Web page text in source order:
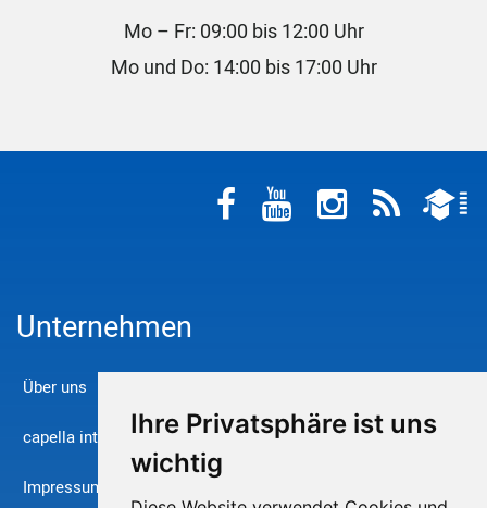
Ihre Privatsphäre ist uns
wichtig
Mo – Fr: 09:00 bis 12:00 Uhr
Mo und Do: 14:00 bis 17:00 Uhr
Unternehmen
Über uns
capella international
Impressum